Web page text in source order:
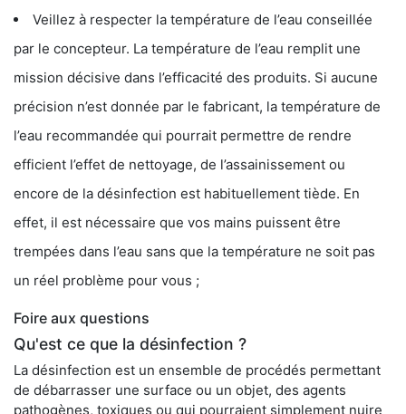
Veillez à respecter la température de l’eau conseillée
par le concepteur. La température de l’eau remplit une
mission décisive dans l’efficacité des produits. Si aucune
précision n’est donnée par le fabricant, la température de
l’eau recommandée qui pourrait permettre de rendre
efficient l’effet de nettoyage, de l’assainissement ou
encore de la désinfection est habituellement tiède. En
effet, il est nécessaire que vos mains puissent être
trempées dans l’eau sans que la température ne soit pas
un réel problème pour vous ;
Foire aux questions
Qu'est ce que la désinfection ?
La désinfection est un ensemble de procédés permettant
de débarrasser une surface ou un objet, des agents
pathogènes, toxiques ou qui pourraient simplement nuire